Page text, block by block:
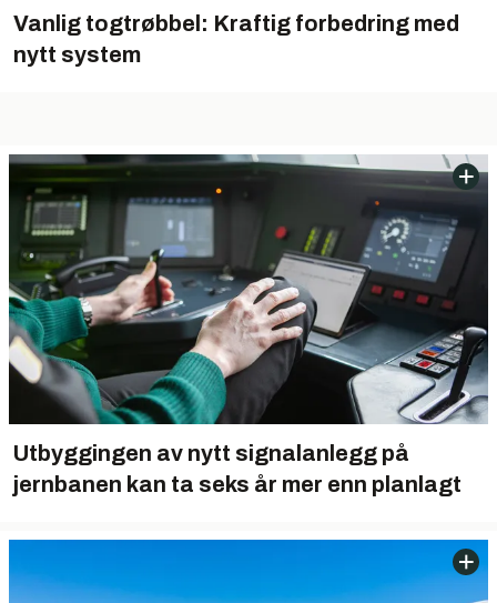
Vanlig togtrøbbel: Kraftig forbedring med
nytt system
Utbyggingen av nytt signalanlegg på
jernbanen kan ta seks år mer enn planlagt